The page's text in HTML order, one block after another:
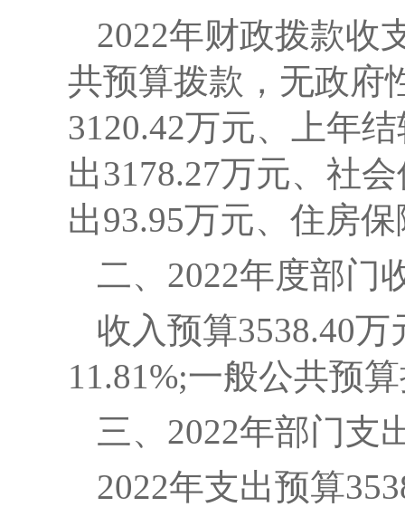
2022年财政拨款收
共预算拨款，无政府
3120.42万元、上年
出3178.27万元、社
出93.95万元、住房
二、2022年度部门
收入预算3538.40万
11.81%;一般公共预
三、2022年部门支
2022年支出预算